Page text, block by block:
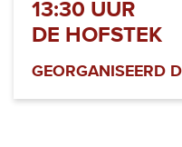
13:30 UUR
DE HOFSTEK
GEORGANISEERD